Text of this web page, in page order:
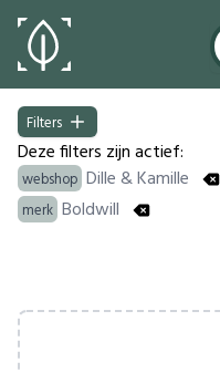
Filters
Filters
Deze filters zijn actief:
webshop Dille & Kamille
merk Boldwill